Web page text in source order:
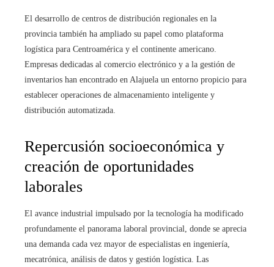
El desarrollo de centros de distribución regionales en la
provincia también ha ampliado su papel como plataforma
logística para Centroamérica y el continente americano.
Empresas dedicadas al comercio electrónico y a la gestión de
inventarios han encontrado en Alajuela un entorno propicio para
establecer operaciones de almacenamiento inteligente y
distribución automatizada.
Repercusión socioeconómica y
creación de oportunidades
laborales
El avance industrial impulsado por la tecnología ha modificado
profundamente el panorama laboral provincial, donde se aprecia
una demanda cada vez mayor de especialistas en ingeniería,
mecatrónica, análisis de datos y gestión logística. Las